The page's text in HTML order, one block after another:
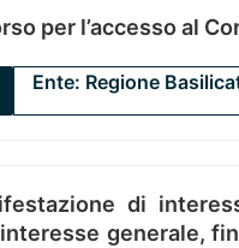
per l’accesso al
Ente: Regione
di
generale,